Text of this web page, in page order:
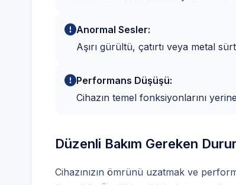
Anormal Sesler:
Aşırı gürültü, çatırtı veya metal
Performans Düşüşü:
Cihazın temel fonksiyonlarını
Düzenli Bakım Gereken
Cihazınızın ömrünü uzatmak ve